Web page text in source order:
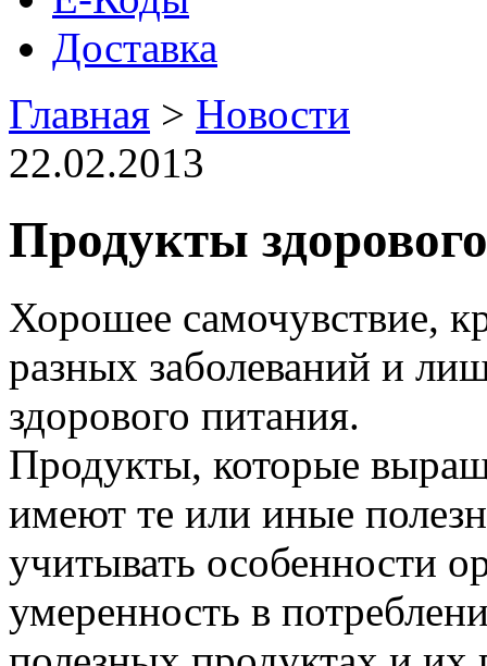
Доставка
Главная > Новости
22.02.2013
Продукты
Хорошее самочувствие,
разных заболеваний и
здорового питания.
Продукты, которые
имеют те или иные
учитывать особенности
умеренность в